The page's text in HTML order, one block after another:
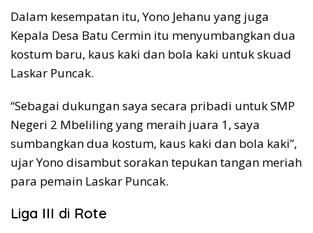
Dalam kesempatan itu, Yono Jehanu yang juga
Kepala Desa Batu Cermin itu menyumbangkan dua
kostum baru, kaus kaki dan bola kaki untuk skuad
Laskar Puncak.
“Sebagai dukungan saya secara pribadi untuk SMP
Negeri 2 Mbeliling yang meraih juara 1, saya
sumbangkan dua kostum, kaus kaki dan bola kaki”,
ujar Yono disambut sorakan tepukan tangan meriah
para pemain Laskar Puncak.
Liga III di Rote